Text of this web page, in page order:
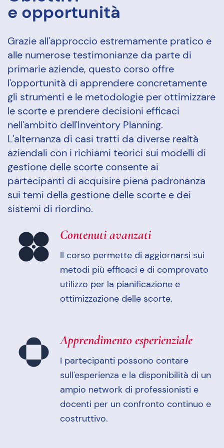
e opportunità
Grazie all'approccio estremamente pratico e
alle numerose testimonianze da parte di
primarie aziende, questo corso offre
l'opportunità di apprendere concretamente
gli strumenti e le metodologie per ottimizzare
le scorte e prendere decisioni efficaci
nell'ambito dell'Inventory Planning.
L'alternanza di casi tratti da diverse realtà
aziendali con i richiami teorici sui modelli di
gestione delle scorte consente ai
partecipanti di acquisire piena padronanza
sui temi della gestione delle scorte e dei
sistemi di riordino.
Contenuti avanzati
Il corso permette di aggiornarsi sui
metodi più efficaci e di comprovato
utilizzo per la pianificazione e
ottimizzazione delle scorte.
Apprendimento esperienziale
I partecipanti possono contare
sull'esperienza e la disponibilità di un
ampio network di professionisti e
docenti per un confronto continuo e
costruttivo.